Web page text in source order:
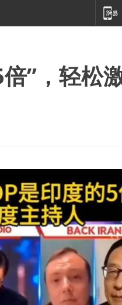
”，轻松